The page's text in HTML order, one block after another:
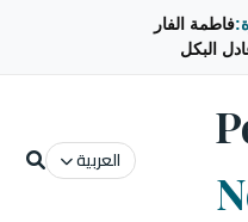
فاطمة الفار
البكل
العربية